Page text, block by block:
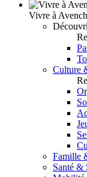
Vivre à
Culture
Famille
Santé &